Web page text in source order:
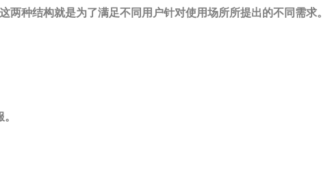
种结构就是为了满足不同用户针对使用场所所提出的不同需求。